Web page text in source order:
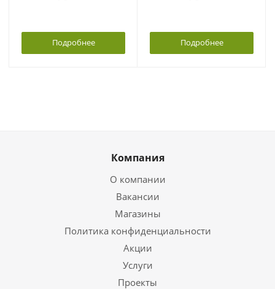
Подробнее Подробнее
Компания
О компании
Вакансии
Магазины
Политика конфиденциальности
Акции
Услуги
Проекты